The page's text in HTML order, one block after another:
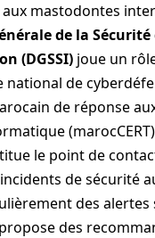
mastodontes
de la Sécurité
(DGSSI) joue un
national de
de réponse
le point de
de sécurité
des alertes
des